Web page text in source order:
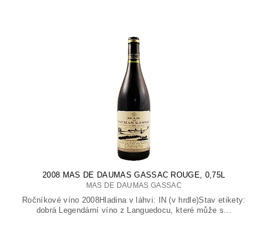
2008 MAS DE DAUMAS GASSAC ROUGE, 0,75L
MAS DE DAUMAS GASSAC
Ročníkové víno 2008Hladina v láhvi: IN (v hrdle)Stav etikety:
dobrá Legendární víno z Languedocu, které může s...